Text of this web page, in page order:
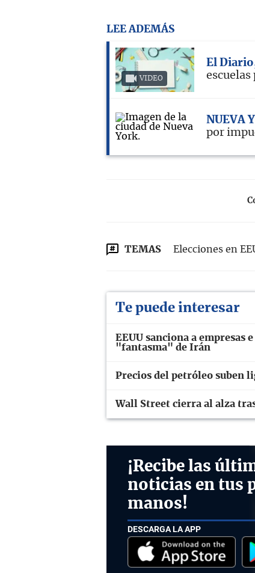
LEE ADEMÁS
VIDEO
El
NUEVA
por
TEMAS Elecciones en
Te puede interesar
EEUU sanciona a
"fantasma" de Irán
Precios del petróleo suben
Wall Street cierra al alza
¡Recibe las
noticias en tus
manos!
DESCARGA LA APP